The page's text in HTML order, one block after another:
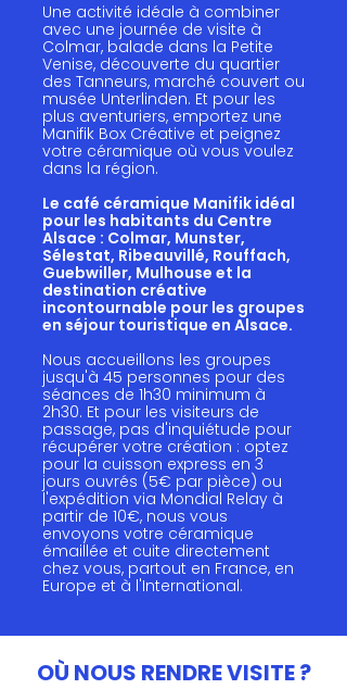
Une activité idéale à combiner
avec une journée de visite à
Colmar, balade dans la Petite
Venise, découverte du quartier
des Tanneurs, marché couvert ou
musée Unterlinden. Et pour les
plus aventuriers, emportez une
Manifik Box Créative et peignez
votre céramique où vous voulez
dans la région.
Le café céramique Manifik idéal
pour les habitants du Centre
Alsace : Colmar, Munster,
Sélestat, Ribeauvillé, Rouffach,
Guebwiller, Mulhouse et la
destination créative
incontournable pour les groupes
en séjour touristique en Alsace.
Nous accueillons les groupes
jusqu'à 45 personnes pour des
séances de 1h30 minimum à
2h30. Et pour les visiteurs de
passage, pas d'inquiétude pour
récupérer votre création : optez
pour la cuisson express en 3
jours ouvrés (5€ par pièce) ou
l'expédition via Mondial Relay à
partir de 10€, nous vous
envoyons votre céramique
émaillée et cuite directement
chez vous, partout en France, en
Europe et à l'International.
OÙ NOUS RENDRE VISITE ?